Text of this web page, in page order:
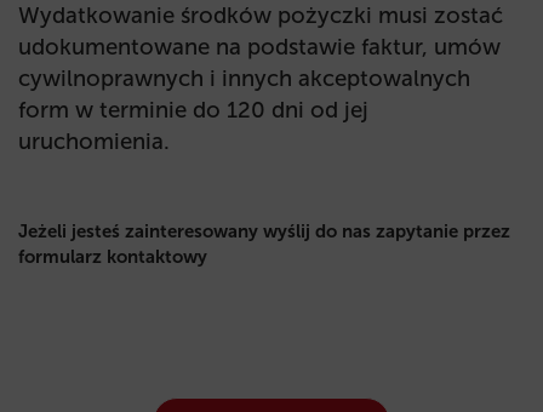
Wydatkowanie środków pożyczki musi zostać
udokumentowane na podstawie faktur, umów
cywilnoprawnych i innych akceptowalnych
form w terminie do 120 dni od jej
uruchomienia.
Jeżeli jesteś zainteresowany wyślij do nas zapytanie przez
formularz kontaktowy